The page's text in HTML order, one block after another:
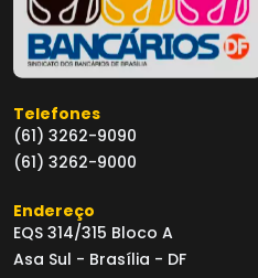
Telefones
(61) 3262-9090
(61) 3262-9000
Endereço
EQS 314/315 Bloco A
Asa Sul - Brasília - DF